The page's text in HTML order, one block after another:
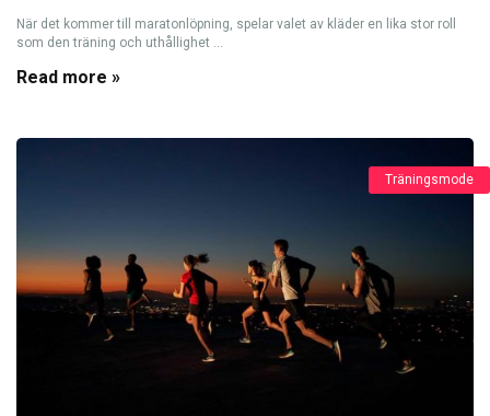
När det kommer till maratonlöpning, spelar valet av kläder en lika stor roll
som den träning och uthållighet ...
Read more »
Träningsmode